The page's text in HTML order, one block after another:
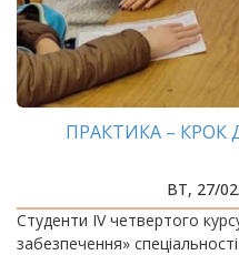
ПРАКТИКА – КРОК
ВТ, 27/
Студенти IV четвертого
забезпечення»